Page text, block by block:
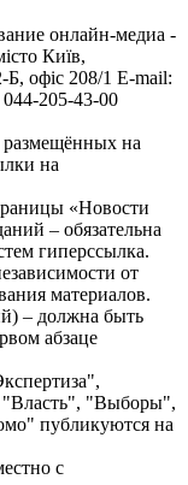
онлайн-медиа -
Київ,
офіс 208/1 E-mail:
205-43-00
на
на
«Новости
– обязательна
гиперссылка.
от
материалов.
– должна быть
абзаце
"Власть", "Выборы",
публикуются на
с